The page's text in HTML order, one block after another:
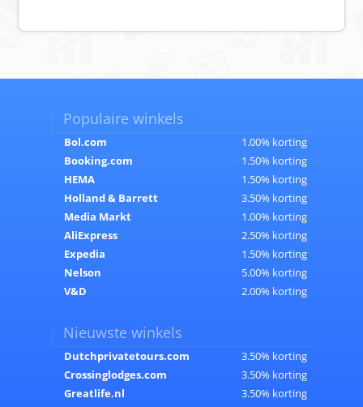
Populaire winkels
Bol.com
1.00% korting
Booking.com
1.50% korting
HEMA
1.50% korting
Holland & Barrett
3.50% korting
Media Markt
1.00% korting
AliExpress
2.50% korting
Expedia
1.50% korting
Nelson
5.00% korting
V&D
2.00% korting
Nieuwste winkels
Dutchprivatetours.com
3.50% korting
Crossinglodges.com
3.50% korting
Greatlife.nl
3.50% korting